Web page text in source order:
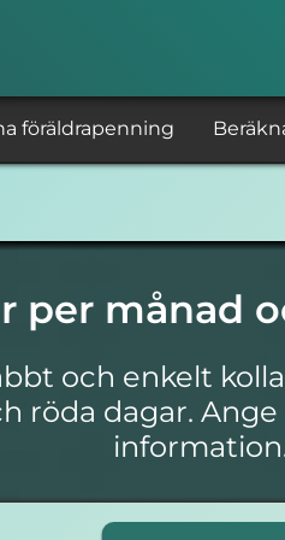
föräldrapenning
per månad
och enkelt
röda dagar.